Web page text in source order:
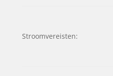
Stroomvereisten: